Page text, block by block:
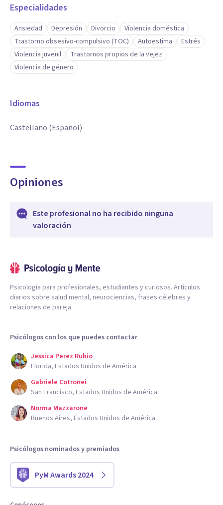
Especialidades
Ansiedad Depresión Divorcio
Violencia doméstica
Trastorno obsesivo-compulsivo (TOC)
Autoestima
Estrés
Violencia juvenil
Trastornos propios de la vejez
Violencia de género
Idiomas
Castellano (Español)
Opiniones
Este profesional no ha recibido ninguna
valoración
Psicología para profesionales, estudiantes y curiosos. Artículos
diarios sobre salud mental, neurociencias, frases célebres y
relaciones de pareja.
Psicólogos con los que puedes contactar
Jessica Perez Rubio
Florida, Estados Unidos de América
Gabriele Cotronei
San Francisco, Estados Unidos de América
Norma Mazzarone
Buenos Aires, Estados Unidos de América
Psicólogos nominados y premiados
PyM Awards 2024